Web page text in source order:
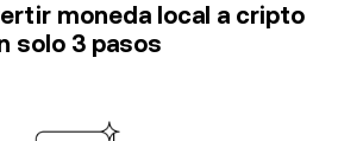
moneda local a cripto
solo 3 pasos